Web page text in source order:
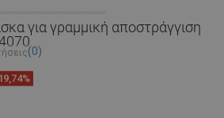
για γραμμική αποστράγγιση
(0)